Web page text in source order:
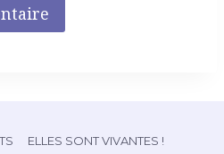
ELLES SONT VIVANTES !